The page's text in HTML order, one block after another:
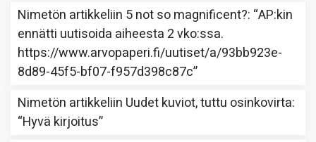
Nimetön artikkeliin 5 not so magnificent?: “AP:kin
ennätti uutisoida aiheesta 2 vko:ssa.
https://www.arvopaperi.fi/uutiset/a/93bb923e-
8d89-45f5-bf07-f957d398c87c”
Nimetön artikkeliin Uudet kuviot, tuttu osinkovirta:
“Hyvä kirjoitus”